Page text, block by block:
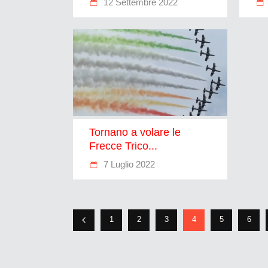
Tornano a volare le
Frecce Trico...
7 Luglio 2022
1 2 3 4 5 6